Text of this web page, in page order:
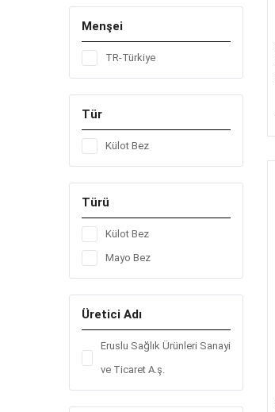
20-30 kg
7-18 Kg
Menşei
TR-Türkiye
Tür
Külot Bez
Türü
Külot Bez
Mayo Bez
Üretici Adı
Eruslu Sağlık Ürünleri Sanayi
ve Ticaret A.ş.